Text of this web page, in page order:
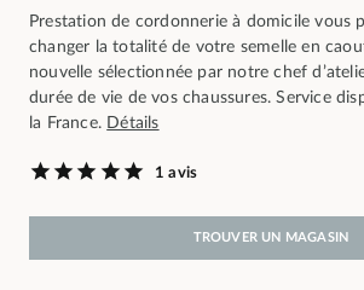
Prestation de cordonnerie à domicile vous
changer la totalité de votre semelle en
nouvelle sélectionnée par notre chef
durée de vie de vos chaussures. Service
la France. Détails
1 avis
TROUVER UN MAGASIN